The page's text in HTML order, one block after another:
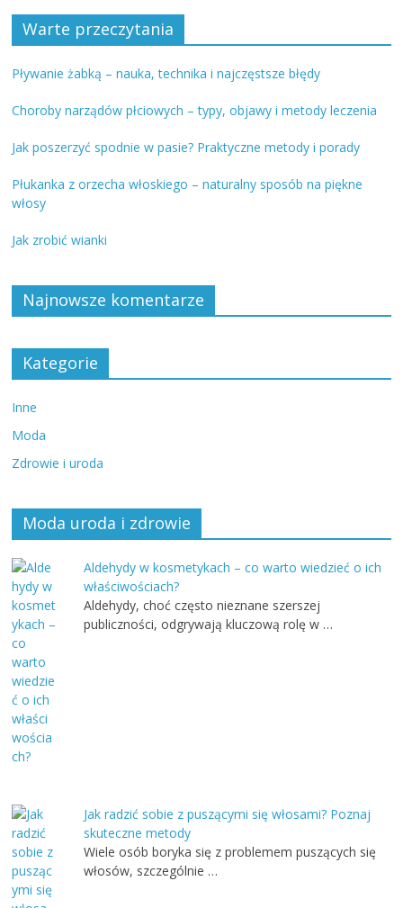
Warte przeczytania
Pływanie żabką – nauka, technika i najczęstsze błędy
Choroby narządów płciowych – typy, objawy i metody leczenia
Jak poszerzyć spodnie w pasie? Praktyczne metody i porady
Płukanka z orzecha włoskiego – naturalny sposób na piękne
włosy
Jak zrobić wianki
Najnowsze komentarze
Kategorie
Inne
Moda
Zdrowie i uroda
Moda uroda i zdrowie
Aldehydy w kosmetykach – co warto wiedzieć o ich
właściwościach?
Aldehydy, choć często nieznane szerszej
publiczności, odgrywają kluczową rolę w …
Jak radzić sobie z puszącymi się włosami? Poznaj
skuteczne metody
Wiele osób boryka się z problemem puszących się
włosów, szczególnie …